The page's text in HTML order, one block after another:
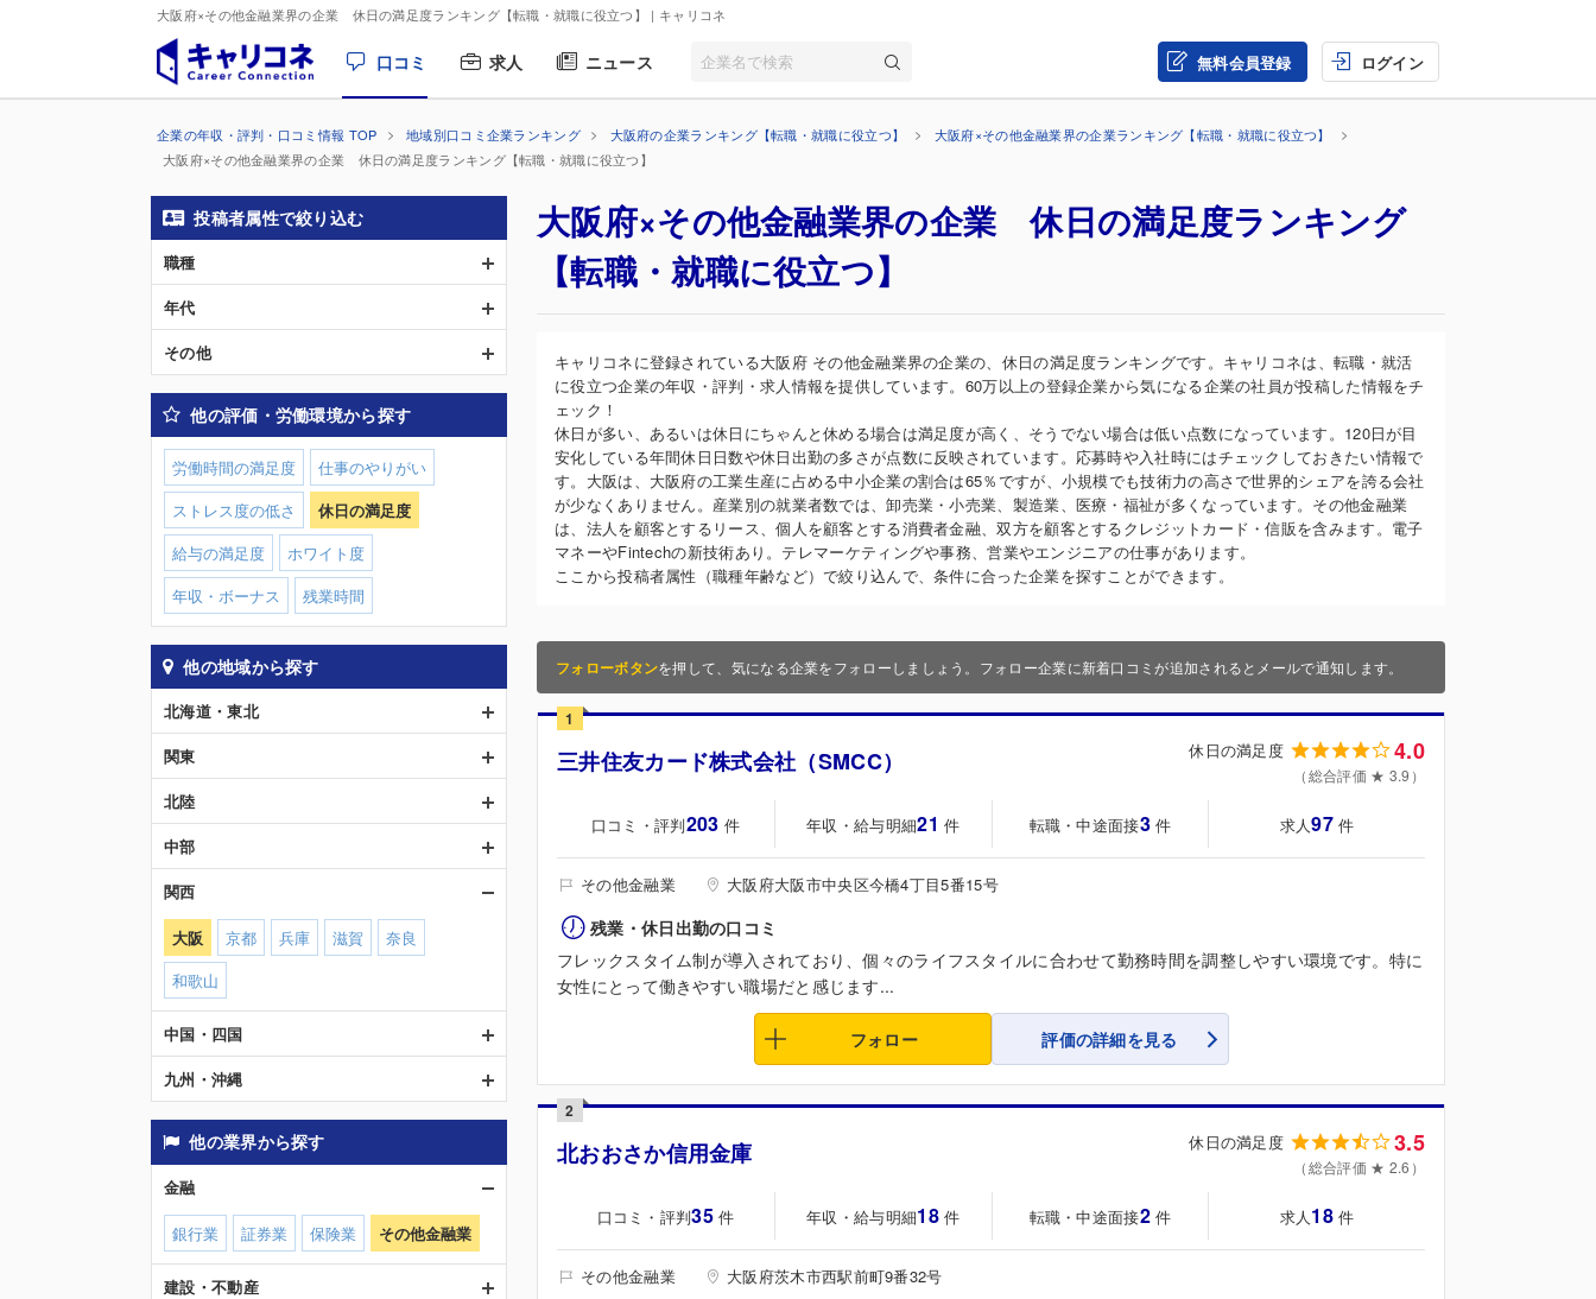
大阪府×その他金融業界の企業 休日の満足度ランキング【転職・就職に役立つ】 | キャリコネ
口コミ 求人 ニュース 無料会員登録 ログイン
企業の年収・評判・口コミ情報 TOP 地域別口コミ企業ランキング 大阪府の企業ランキング【転職・就職に役立つ】
大阪府×その他金融業界の企業ランキング【転職・就職に役立つ】
大阪府×その他金融業界の企業 休日の満足度ランキング【転職・就職に役立つ】
大阪府×その他金融業界の企業 休日の満足度ランキング
【転職・就職に役立つ】
キャリコネに登録されている大阪府 その他金融業界の企業の、休日の満足度ランキングです。キャリコネは、転職・就活
に役立つ企業の年収・評判・求人情報を提供しています。60万以上の登録企業から気になる企業の社員が投稿した情報をチ
ェック！
休日が多い、あるいは休日にちゃんと休める場合は満足度が高く、そうでない場合は低い点数になっています。120日が目
安化している年間休日日数や休日出勤の多さが点数に反映されています。応募時や入社時にはチェックしておきたい情報で
す。大阪は、大阪府の工業生産に占める中小企業の割合は65％ですが、小規模でも技術力の高さで世界的シェアを誇る会社
が少なくありません。産業別の就業者数では、卸売業・小売業、製造業、医療・福祉が多くなっています。その他金融業
は、法人を顧客とするリース、個人を顧客とする消費者金融、双方を顧客とするクレジットカード・信販を含みます。電子
マネーやFintechの新技術あり。テレマーケティングや事務、営業やエンジニアの仕事があります。
ここから投稿者属性（職種年齢など）で絞り込んで、条件に合った企業を探すことができます。
フォローボタンを押して、気になる企業をフォローしましょう。フォロー企業に新着口コミが追加されるとメールで通知します。
1
三井住友カード株式会社（SMCC） 休日の満足度 4.0
（総合評価 ★ 3.9）
口コミ・評判203 件 年収・給与明細21 件 転職・中途面接3 件 求人97 件
その他金融業 大阪府大阪市中央区今橋4丁目5番15号
残業・休日出勤の口コミ
フレックスタイム制が導入されており、個々のライフスタイルに合わせて勤務時間を調整しやすい環境です。特に
女性にとって働きやすい職場だと感じます...
フォロー 評価の詳細を見る
2
北おおさか信用金庫 休日の満足度 3.5
（総合評価 ★ 2.6）
口コミ・評判35 件 年収・給与明細18 件 転職・中途面接2 件 求人 18 件
その他金融業 大阪府茨木市西駅前町9番32号
投稿者属性で絞り込む
職種
年代
その他
他の評価・労働環境から探す
労働時間の満足度
仕事のやりがい
ストレス度の低さ
休日の満足度
給与の満足度
ホワイト度
年収・ボーナス
残業時間
他の地域から探す
北海道・東北
関東
北陸
中部
関西
大阪 京都 兵庫 滋賀
奈良
和歌山
中国・四国
九州・沖縄
他の業界から探す
金融
銀行業 証券業 保険業 その他金融業
建設・不動産